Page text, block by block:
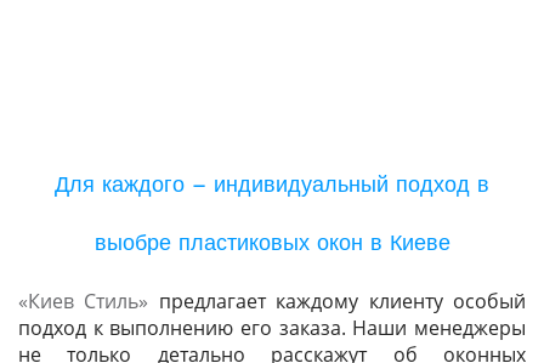
Для каждого – индивидуальный подход в
выобре пластиковых окон в Киеве
«Киев Стиль» предлагает каждому клиенту особый
подход к выполнению его заказа. Наши менеджеры
не только детально расскажут об оконных